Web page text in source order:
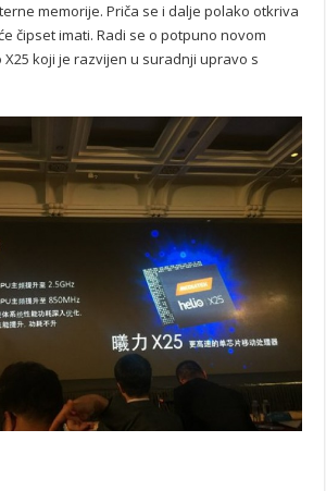
memorije. Priča se i dalje polako otkriva
čipset imati. Radi se o potpuno novom
koji je razvijen u suradnji upravo s